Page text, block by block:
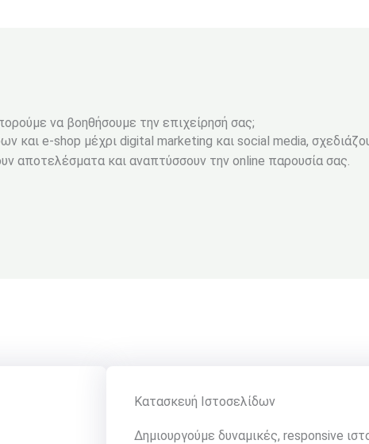
να βοηθήσουμε την επιχείρησή σας;
και e-shop μέχρι digital marketing και social media,
αποτελέσματα και αναπτύσσουν την online παρουσία σας.
Κατασκευή Ιστοσελίδων
Δημιουργούμε δυναμικές, responsive